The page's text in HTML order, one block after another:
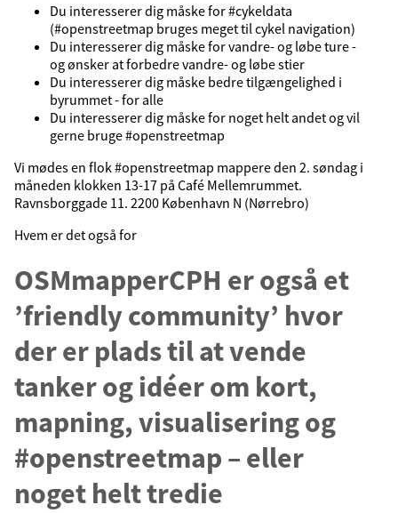
Du interesserer dig måske for #cykeldata
(#openstreetmap bruges meget til cykel navigation)
Du interesserer dig måske for vandre- og løbe ture -
og ønsker at forbedre vandre- og løbe stier
Du interesserer dig måske bedre tilgængelighed i
byrummet - for alle
Du interesserer dig måske for noget helt andet og vil
gerne bruge #openstreetmap
Vi mødes en flok #openstreetmap mappere den 2. søndag i
måneden klokken 13-17 på Café Mellemrummet.
Ravnsborggade 11. 2200 København N (Nørrebro)
Hvem er det også for
OSMmapperCPH er også et
’friendly community’ hvor
der er plads til at vende
tanker og idéer om kort,
mapning, visualisering og
#openstreetmap – eller
noget helt tredie